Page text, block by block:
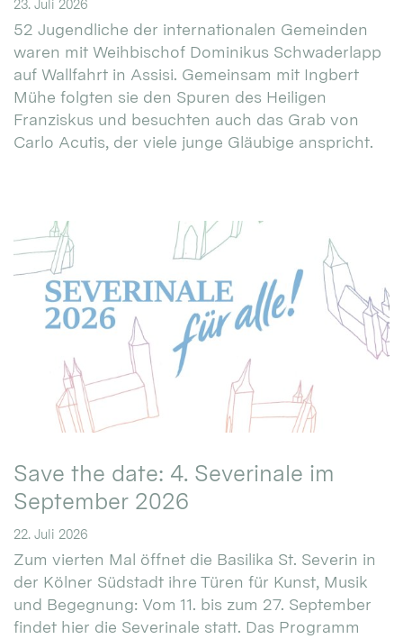
23. Juli 2026
52 Jugendliche der internationalen Gemeinden
waren mit Weihbischof Dominikus Schwaderlapp
auf Wallfahrt in Assisi. Gemeinsam mit Ingbert
Mühe folgten sie den Spuren des Heiligen
Franziskus und besuchten auch das Grab von
Carlo Acutis, der viele junge Gläubige anspricht.
Save the date: 4. Severinale im
September 2026
22. Juli 2026
Zum vierten Mal öffnet die Basilika St. Severin in
der Kölner Südstadt ihre Türen für Kunst, Musik
und Begegnung: Vom 11. bis zum 27. September
findet hier die Severinale statt. Das Programm